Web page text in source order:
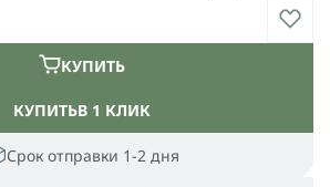
Срок отправки 1-2 дня
КУПИТЬВ 1 КЛИК
КУПИТЬ